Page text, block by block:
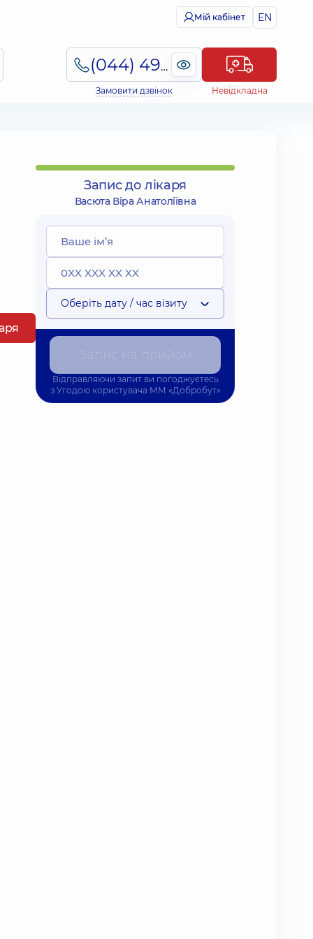
Мій кабінет EN
(044) 495-2-888
Замовити дзвінок Невідкладна
Запис до лікаря
Васюта Віра Анатоліївна
Оберіть дату / час візиту
Відправляючи запит ви погоджуєтесь
з Угодою користувача ММ «Добробут»